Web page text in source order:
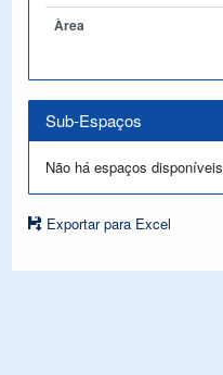
Àrea
Sub-Espaços
Não há espaços disponíveis
Exportar para Excel